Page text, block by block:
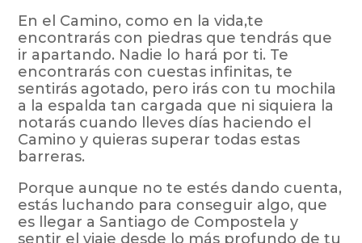
En el Camino, como en la vida,te
encontrarás con piedras que tendrás que
ir apartando. Nadie lo hará por ti. Te
encontrarás con cuestas infinitas, te
sentirás agotado, pero irás con tu mochila
a la espalda tan cargada que ni siquiera la
notarás cuando lleves días haciendo el
Camino y quieras superar todas estas
barreras.
Porque aunque no te estés dando cuenta,
estás luchando para conseguir algo, que
es llegar a Santiago de Compostela y
sentir el viaje desde lo más profundo de tu